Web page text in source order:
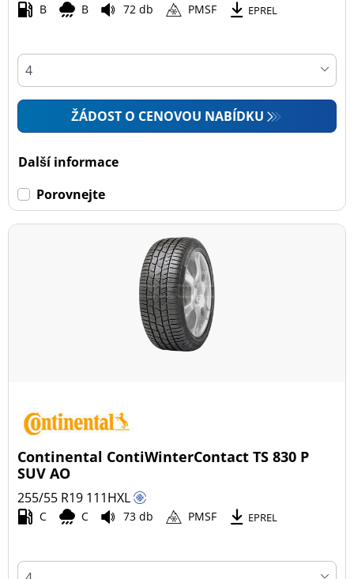
B B 72 db PMSF EPREL
ŽÁDOST O CENOVOU NABÍDKU
Další informace
Porovnejte
Continental ContiWinterContact TS 830 P
SUV AO
255/55 R19 111HXL
C C 73 db PMSF EPREL